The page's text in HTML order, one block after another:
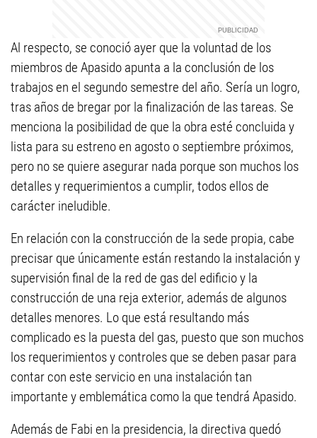
Al respecto, se conoció ayer que la voluntad de los
miembros de Apasido apunta a la conclusión de los
trabajos en el segundo semestre del año. Sería un logro,
tras años de bregar por la finalización de las tareas. Se
menciona la posibilidad de que la obra esté concluida y
lista para su estreno en agosto o septiembre próximos,
pero no se quiere asegurar nada porque son muchos los
detalles y requerimientos a cumplir, todos ellos de
carácter ineludible.
En relación con la construcción de la sede propia, cabe
precisar que únicamente están restando la instalación y
supervisión final de la red de gas del edificio y la
construcción de una reja exterior, además de algunos
detalles menores. Lo que está resultando más
complicado es la puesta del gas, puesto que son muchos
los requerimientos y controles que se deben pasar para
contar con este servicio en una instalación tan
importante y emblemática como la que tendrá Apasido.
Además de Fabi en la presidencia, la directiva quedó